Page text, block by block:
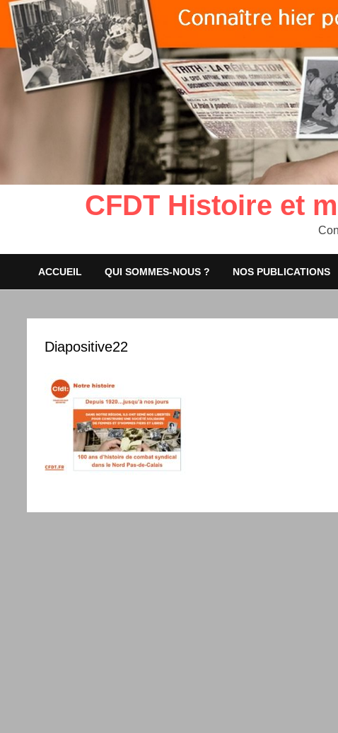
CFDT Histoire et
ACCUEIL QUI SOMMES-NOUS ? NOS PUBLICATIONS
Diapositive22